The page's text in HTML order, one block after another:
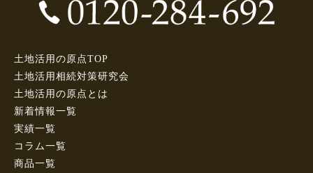
土地活用の原点TOP
土地活用相続対策研究会
土地活用の原点とは
新着情報一覧
実績一覧
コラム一覧
商品一覧